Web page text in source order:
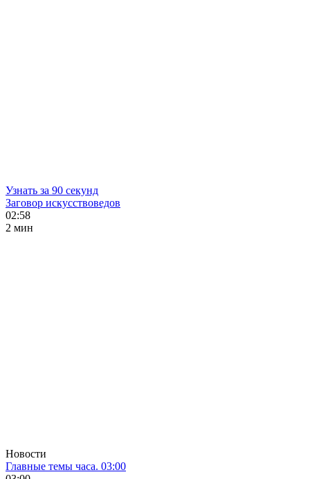
Узнать за 90 секунд
Заговор искусствоведов
02:58
2 мин
Новости
Главные темы часа. 03:00